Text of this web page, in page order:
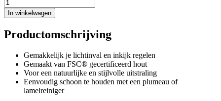
In winkelwagen
Productomschrijving
Gemakkelijk je lichtinval en inkijk regelen
Gemaakt van FSC® gecertificeerd hout
Voor een natuurlijke en stijlvolle uitstraling
Eenvoudig schoon te houden met een plumeau of
lamelreiniger